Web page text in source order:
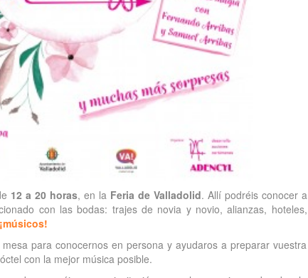
12 a 20 horas, en la Feria de Valladolid. Allí podréis conocer a
con las bodas: trajes de novia y novio, alianzas, hoteles,
¡músicos!
para conocernos en persona y ayudaros a preparar vuestra
con la mejor música posible.